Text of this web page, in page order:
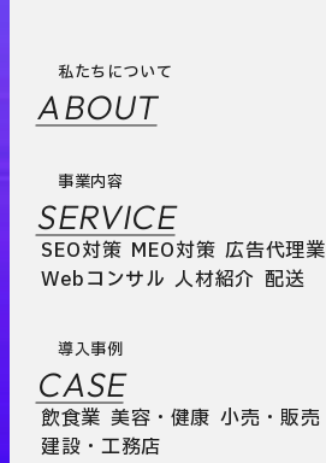
私たちについて
ABOUT
事業内容
SERVICE
SEO対策 MEO対策 広告代理業
Webコンサル 人材紹介 配送
導入事例
CASE
飲食業 美容・健康 小売・販売
建設・工務店